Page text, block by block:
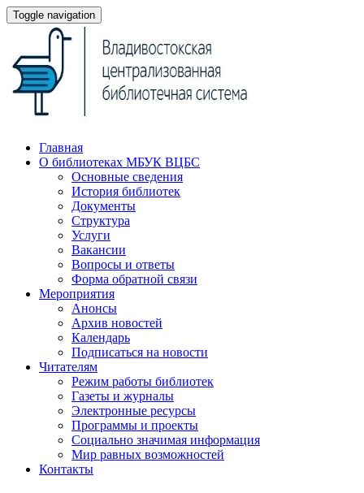
Toggle navigation
Главная
О библиотеках МБУК ВЦБС
Основные сведения
История библиотек
Документы
Структура
Услуги
Вакансии
Вопросы и ответы
Форма обратной связи
Мероприятия
Анонсы
Архив новостей
Календарь
Подписаться на новости
Читателям
Режим работы библиотек
Газеты и журналы
Электронные ресурсы
Программы и проекты
Социально значимая информация
Мир равных возможностей
Контакты